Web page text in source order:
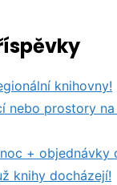
knihovny!
nebo prostory
+ objednávky
knihy docházejí!